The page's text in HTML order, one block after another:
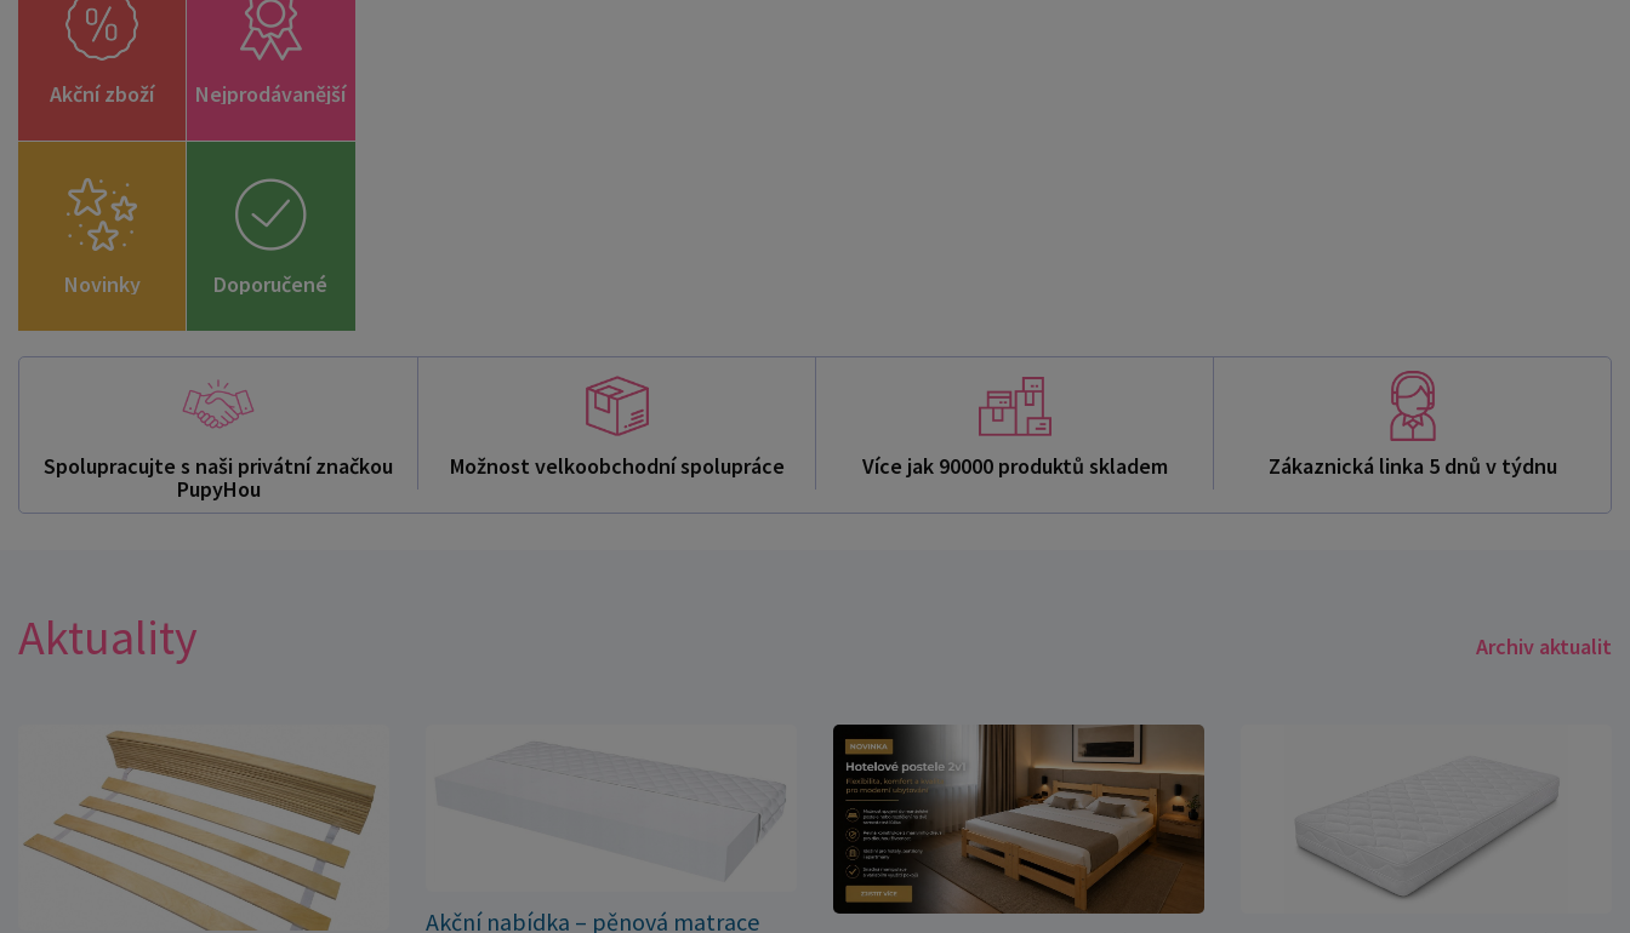
Akční zboží Nejprodávanější
Novinky
Doporučené
zboží
Spolupracujte s naši privátní značkou
PupyHou
Možnost velkoobchodní spolupráce Více jak 90000 produktů skladem Zákaznická linka 5 dnů v týdnu
Aktuality Archiv aktualit
Akční nabídka – pěnová matrace